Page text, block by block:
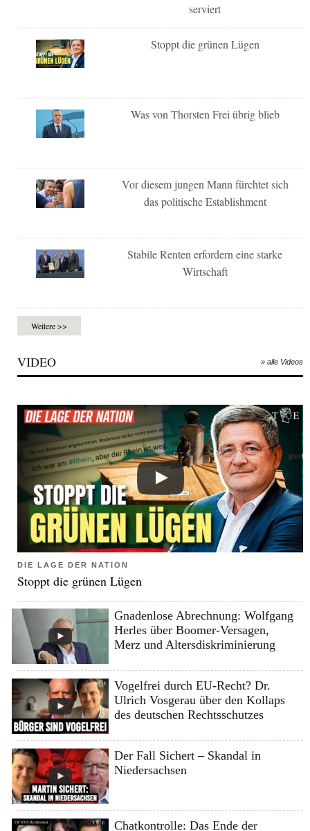
serviert
Stoppt die grünen Lügen
Was von Thorsten Frei übrig blieb
Vor diesem jungen Mann fürchtet sich
das politische Establishment
Stabile Renten erfordern eine starke
Wirtschaft
Weitere >>
VIDEO » alle Videos
DIE LAGE DER NATION
Stoppt die grünen Lügen
Gnadenlose Abrechnung: Wolfgang
Herles über Boomer-Versagen,
Merz und Altersdiskriminierung
Vogelfrei durch EU-Recht? Dr.
Ulrich Vosgerau über den Kollaps
des deutschen Rechtsschutzes
Der Fall Sichert – Skandal in
Niedersachsen
Chatkontrolle: Das Ende der